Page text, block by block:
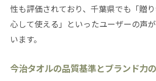
性も評価されており、千葉県でも「贈
心して使える」といったユーザーの声
います。
今治タオルの品質基準とブランド力